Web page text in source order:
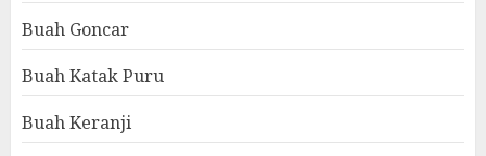
Buah Goncar
Buah Katak Puru
Buah Keranji